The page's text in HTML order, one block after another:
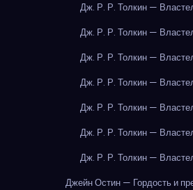
Дж. Р. Р. Толкин —
Дж. Р. Р. Толкин —
Дж. Р. Р. Толкин —
Дж. Р. Р. Толкин —
Дж. Р. Р. Толкин —
Дж. Р. Р. Толкин —
Дж. Р. Р. Толкин —
Джейн Остин — Гордость и